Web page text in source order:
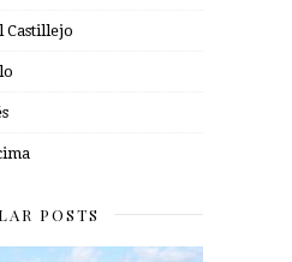
Castillejo
POSTS